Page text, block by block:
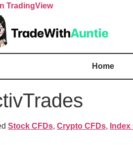
TradingView
Home
Stock CFDs, Crypto CFDs,